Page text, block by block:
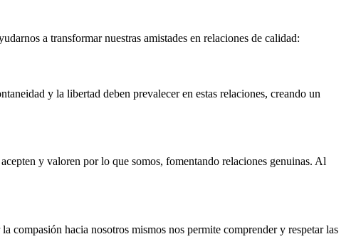
a transformar nuestras amistades en relaciones de calidad:
y la libertad deben prevalecer en estas relaciones, creando un
y valoren por lo que somos, fomentando relaciones genuinas. Al
compasión hacia nosotros mismos nos permite comprender y respetar las